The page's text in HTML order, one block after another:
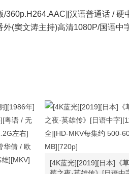
360p.H264.AAC][汉语普通话 / 硬
(窦文涛主持)高清1080P/国语中
[4K蓝光][2019][日本]《草